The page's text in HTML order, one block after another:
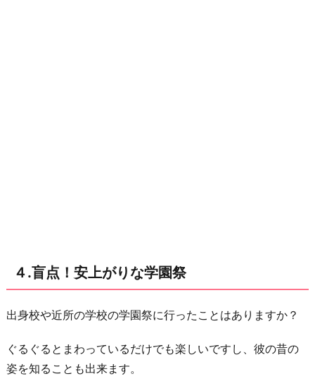
４.盲点！安上がりな学園祭
出身校や近所の学校の学園祭に行ったことはありますか？
ぐるぐるとまわっているだけでも楽しいですし、彼の昔の
姿を知ることも出来ます。